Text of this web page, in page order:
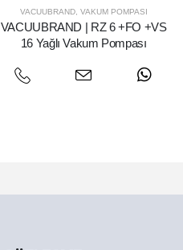
VACUUBRAND, VAKUM POMPASI
VACUUBRAND | RZ 6 +FO +VS
16 Yağlı Vakum Pompası